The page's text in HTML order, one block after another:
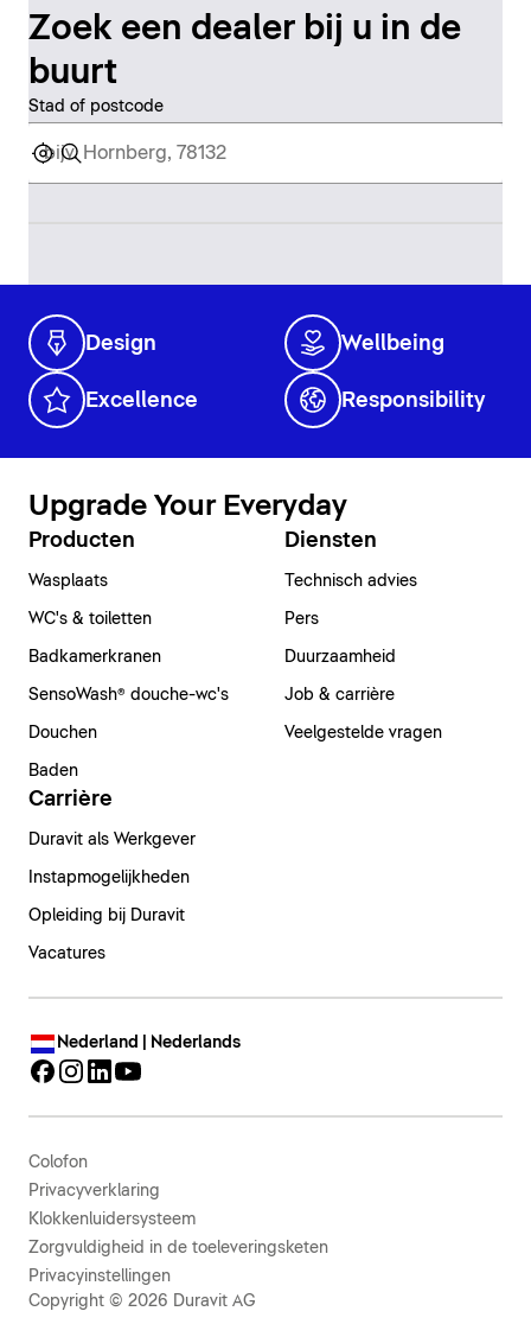
Zoek een dealer bij u in de
buurt
Stad of postcode
Design Wellbeing
Excellence Responsibility
Upgrade Your Everyday
Producten
Wasplaats
WC's & toiletten
Badkamerkranen
SensoWash® douche-wc's
Douchen
Baden
Diensten
Technisch advies
Pers
Duurzaamheid
Job & carrière
Veelgestelde vragen
Carrière
Duravit als Werkgever
Instapmogelijkheden
Opleiding bij Duravit
Vacatures
Nederland | Nederlands
Colofon
Privacyverklaring
Klokkenluidersysteem
Zorgvuldigheid in de toeleveringsketen
Privacyinstellingen
Copyright © 2026 Duravit AG